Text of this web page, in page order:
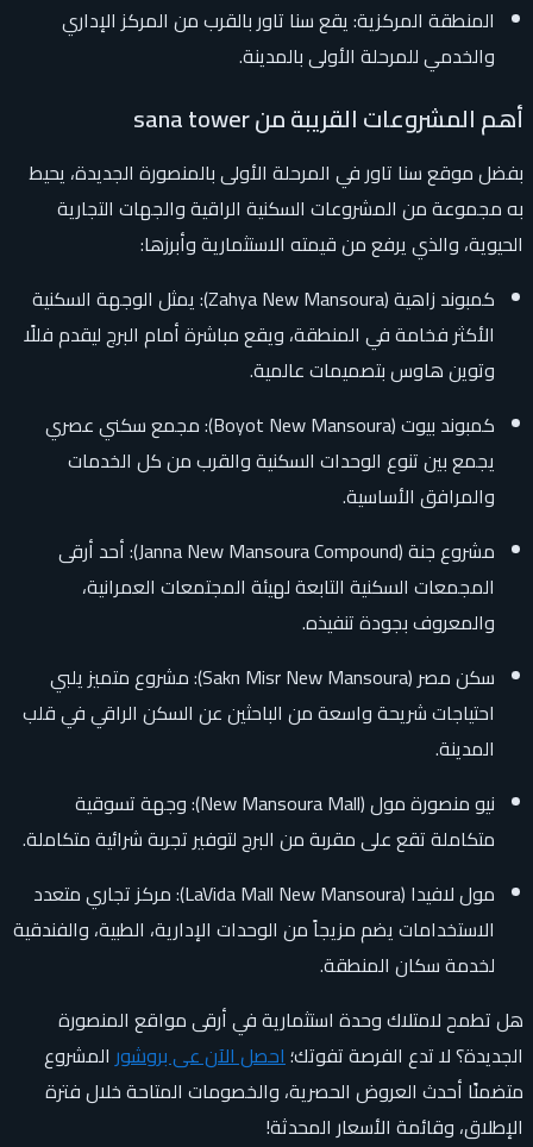
المنطقة المركزية: يقع سنا تاور بالقرب من المركز الإداري
والخدمي للمرحلة الأولى بالمدينة.
أهم المشروعات القريبة من sana tower
بفضل موقع سنا تاور في المرحلة الأولى بالمنصورة الجديدة، يحيط
به مجموعة من المشروعات السكنية الراقية والجهات التجارية
الحيوية، والذي يرفع من قيمته الاستثمارية وأبرزها:
كمبوند زاهية (Zahya New Mansoura): يمثل الوجهة السكنية
الأكثر فخامة في المنطقة، ويقع مباشرة أمام البرج ليقدم فللًا
وتوين هاوس بتصميمات عالمية.
كمبوند بيوت (Boyot New Mansoura): مجمع سكني عصري
يجمع بين تنوع الوحدات السكنية والقرب من كل الخدمات
والمرافق الأساسية.
مشروع جنة (Janna New Mansoura Compound): أحد أرقى
المجمعات السكنية التابعة لهيئة المجتمعات العمرانية،
والمعروف بجودة تنفيذه.
سكن مصر (Sakn Misr New Mansoura): مشروع متميز يلبي
احتياجات شريحة واسعة من الباحثين عن السكن الراقي في قلب
المدينة.
نيو منصورة مول (New Mansoura Mall): وجهة تسوقية
متكاملة تقع على مقربة من البرج لتوفير تجربة شرائية متكاملة.
مول لافيدا (LaVida Mall New Mansoura): مركز تجاري متعدد
الاستخدامات يضم مزيجاً من الوحدات الإدارية، الطبية، والفندقية
لخدمة سكان المنطقة.
هل تطمح لامتلاك وحدة استثمارية في أرقى مواقع المنصورة
الجديدة؟ لا تدع الفرصة تفوتك؛احصل الآن عى بروشورالمشروع
متضمنًا أحدث العروض الحصرية، والخصومات المتاحة خلال فترة
الإطلاق، وقائمة الأسعار المحدثة!